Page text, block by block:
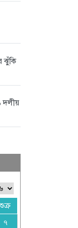
ঝুঁকি
দলীয়
৭